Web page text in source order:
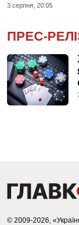
3 серпня, 20:05
ПРЕС-
© 2009-2026,